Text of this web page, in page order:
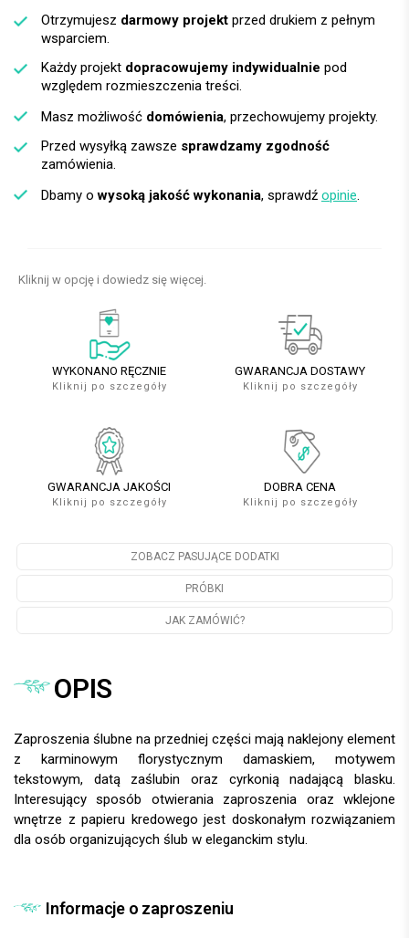
Otrzymujesz darmowy projekt przed drukiem z pełnym
wsparciem.
Każdy projekt dopracowujemy indywidualnie pod
względem rozmieszczenia treści.
Masz możliwość domówienia, przechowujemy projekty.
Przed wysyłką zawsze sprawdzamy zgodność
zamówienia.
Dbamy owysoką jakość wykonania, sprawdź opinie.
Kliknij w opcję i dowiedz się więcej.
WYKONANO RĘCZNIE
Kliknij po szczegóły
GWARANCJA DOSTAWY
Kliknij po szczegóły
GWARANCJA JAKOŚCI
Kliknij po szczegóły
DOBRA CENA
Kliknij po szczegóły
ZOBACZ PASUJĄCE DODATKI
PRÓBKI
JAK ZAMÓWIĆ?
OPIS
Zaproszenia ślubne na przedniej części mają naklejony element
z karminowym florystycznym damaskiem, motywem
tekstowym, datą zaślubin oraz cyrkonią nadającą blasku.
Interesujący sposób otwierania zaproszenia oraz wklejone
wnętrze z papieru kredowego jest doskonałym rozwiązaniem
dla osób organizujących ślub w eleganckim stylu.
Informacje o zaproszeniu